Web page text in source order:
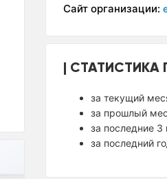
Сайт организации:
СТАТИСТИКА
за текущий
за прошлый
за последние
за последний